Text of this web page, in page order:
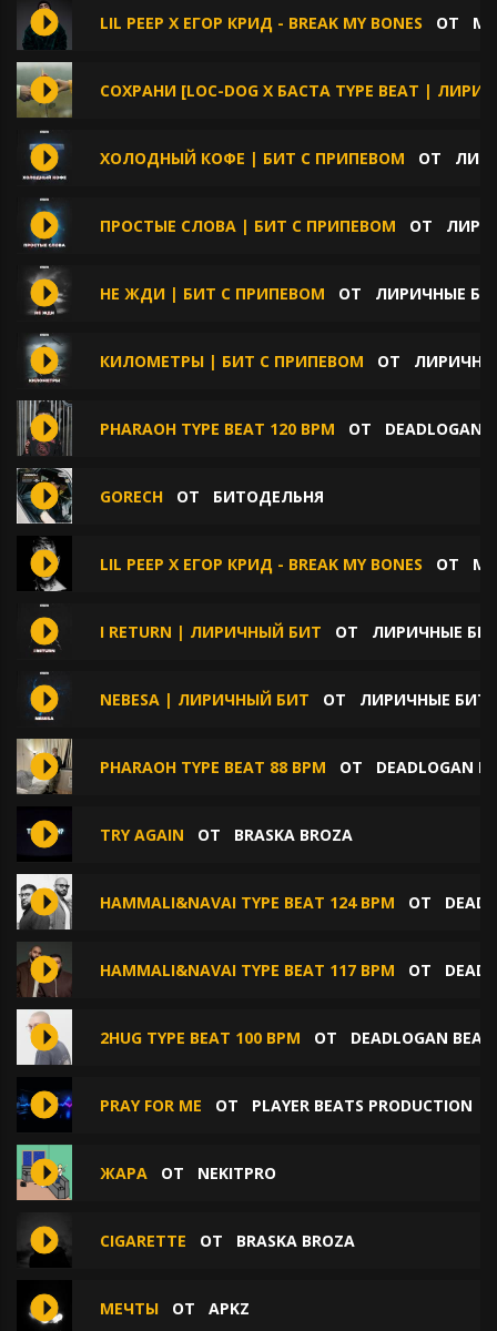
LIL PEEP X ЕГОР КРИД - BREAK MY BONES ОТ
СОХРАНИ [LOC-DOG X БАСТА TYPE BEAT |
ХОЛОДНЫЙ КОФЕ | БИТ С ПРИПЕВОМ ОТ
ПРОСТЫЕ СЛОВА | БИТ С ПРИПЕВОМ ОТ
НЕ ЖДИ | БИТ С ПРИПЕВОМ ОТ ЛИРИЧНЫЕ
КИЛОМЕТРЫ | БИТ С ПРИПЕВОМ ОТ
PHARAOH TYPE BEAT 120 BPM ОТ DEADLOGAN
GORECH ОТ БИТОДЕЛЬНЯ
LIL PEEP X ЕГОР КРИД - BREAK MY BONES ОТ
I RETURN | ЛИРИЧНЫЙ БИТ ОТ ЛИРИЧНЫЕ
NEBESA | ЛИРИЧНЫЙ БИТ ОТ ЛИРИЧНЫЕ БИТЫ
PHARAOH TYPE BEAT 88 BPM ОТ DEADLOGAN
TRY AGAIN ОТ BRASKA BROZA
HAMMALI&NAVAI TYPE BEAT 124 BPM ОТ
HAMMALI&NAVAI TYPE BEAT 117 BPM ОТ
2HUG TYPE BEAT 100 BPM ОТ DEADLOGAN
PRAY FOR ME ОТ PLAYER BEATS PRODUCTION
ЖАРА ОТ NEKITPRO
CIGARETTE ОТ BRASKA BROZA
МЕЧТЫ ОТ APKZ